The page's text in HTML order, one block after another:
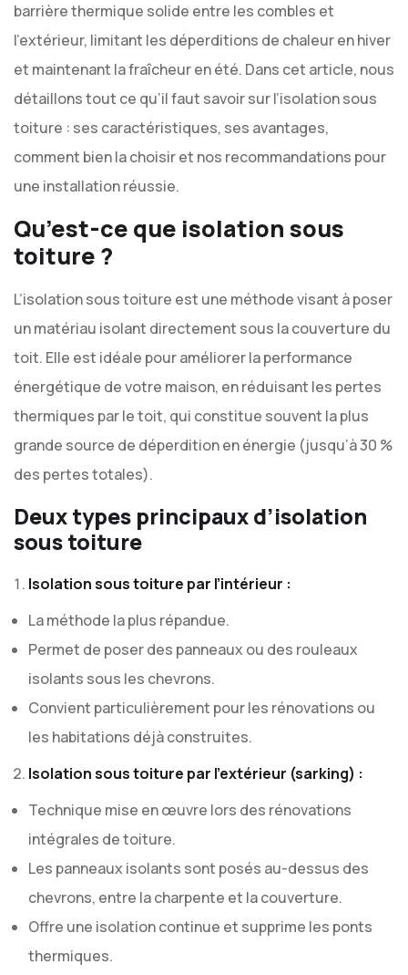
barrière thermique solide entre les combles et
l’extérieur, limitant les déperditions de chaleur en hiver
et maintenant la fraîcheur en été. Dans cet article, nous
détaillons tout ce qu’il faut savoir sur l’isolation sous
toiture : ses caractéristiques, ses avantages,
comment bien la choisir et nos recommandations pour
une installation réussie.
Qu’est-ce que isolation sous
toiture ?
L’isolation sous toiture est une méthode visant à poser
un matériau isolant directement sous la couverture du
toit. Elle est idéale pour améliorer la performance
énergétique de votre maison, en réduisant les pertes
thermiques par le toit, qui constitue souvent la plus
grande source de déperdition en énergie (jusqu’à 30 %
des pertes totales).
Deux types principaux d’isolation
sous toiture
Isolation sous toiture par l’intérieur :
La méthode la plus répandue.
Permet de poser des panneaux ou des rouleaux
isolants sous les chevrons.
Convient particulièrement pour les rénovations ou
les habitations déjà construites.
Isolation sous toiture par l’extérieur (sarking) :
Technique mise en œuvre lors des rénovations
intégrales de toiture.
Les panneaux isolants sont posés au-dessus des
chevrons, entre la charpente et la couverture.
Offre une isolation continue et supprime les ponts
thermiques.